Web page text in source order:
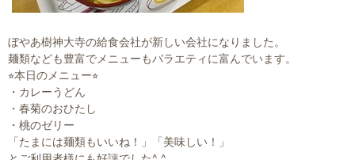
ぼやあ樹神大寺の給食会社が新しい会社になりました。
麺類なども豊富でメニューもバラエティに富んでいます。
⭐︎本日のメニュー⭐︎
・カレーうどん
・春菊のおひたし
・桃のゼリー
「たまには麺類もいいね！」「美味しい！」